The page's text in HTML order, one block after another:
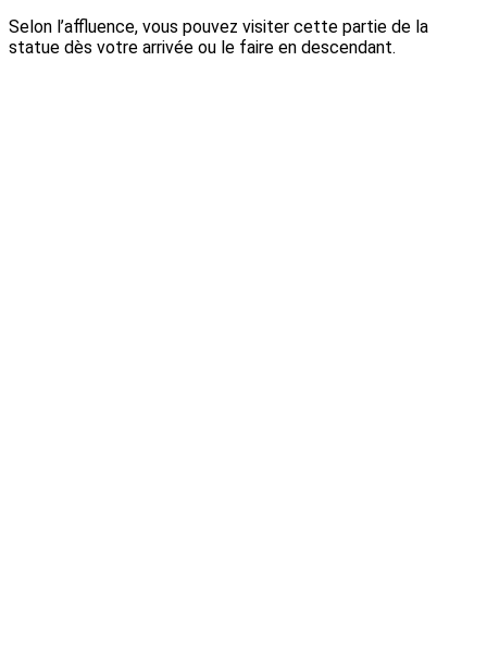
Selon l’affluence, vous pouvez visiter cette partie de la
statue dès votre arrivée ou le faire en descendant.